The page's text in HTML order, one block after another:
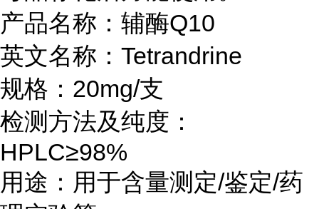
产品名称：辅酶Q10
英文名称：Tetrandrine
规格：20mg/支
检测方法及纯度：
HPLC≥98%
用途：用于含量测定/鉴定/药